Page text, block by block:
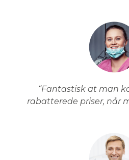
“Fantastisk at man
rabatterede priser, når